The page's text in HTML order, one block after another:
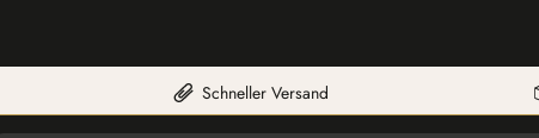
Schneller Versand